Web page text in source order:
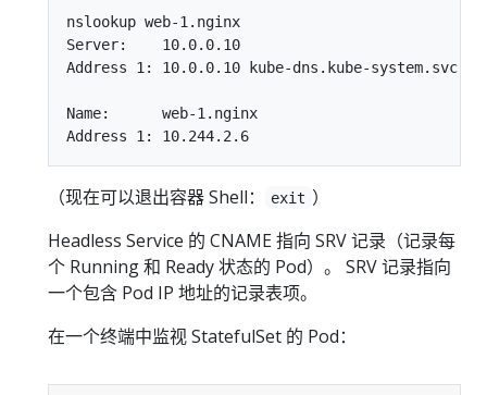
nslookup web-1.nginx
Server:    10.0.0.10
Address 1: 10.0.0.10 kube-dns.kube-
Name:      web-1.nginx
（现在可以退出容器 Shell： exit ）
Headless Service 的 CNAME 指向 SRV 记录（记录每
个 Running 和 Ready 状态的 Pod）。 SRV 记录指向
一个包含 Pod IP 地址的记录表项。
在一个终端中监视 StatefulSet 的 Pod：